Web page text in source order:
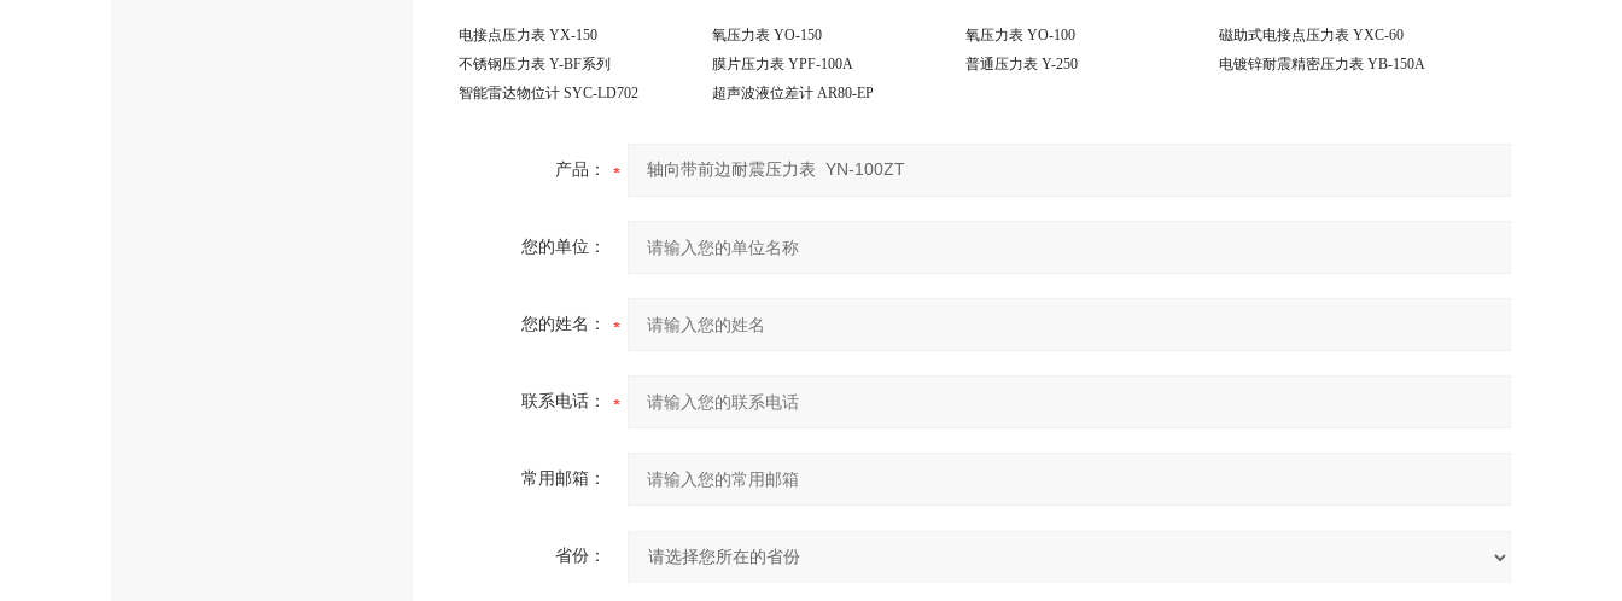
电接点压力表 YX-150 氧压力表 YO-150 氧压力表 YO-100
磁助式电接点压力表 YXC-60
不锈钢压力表 Y-BF系列
膜片压力表 YPF-100A 普通压力表 Y-250
电镀锌耐震精密压力表 YB-150A
智能雷达物位计 SYC-LD702
超声波液位差计 AR80-EP
产品：
您的单位：
您的姓名：
联系电话：
常用邮箱：
省份：